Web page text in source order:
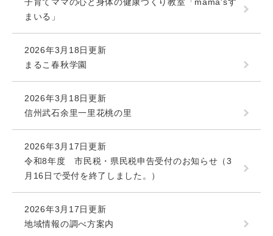
まいる」
2026年3月18日更新
まるこ春秋学園
2026年3月18日更新
信州武石余里一里花桃の里
2026年3月17日更新
令和8年度 市民税・県民税申告受付のお知らせ（3
月16日で受付を終了しました。）
2026年3月17日更新
地域情報の調べ方案内